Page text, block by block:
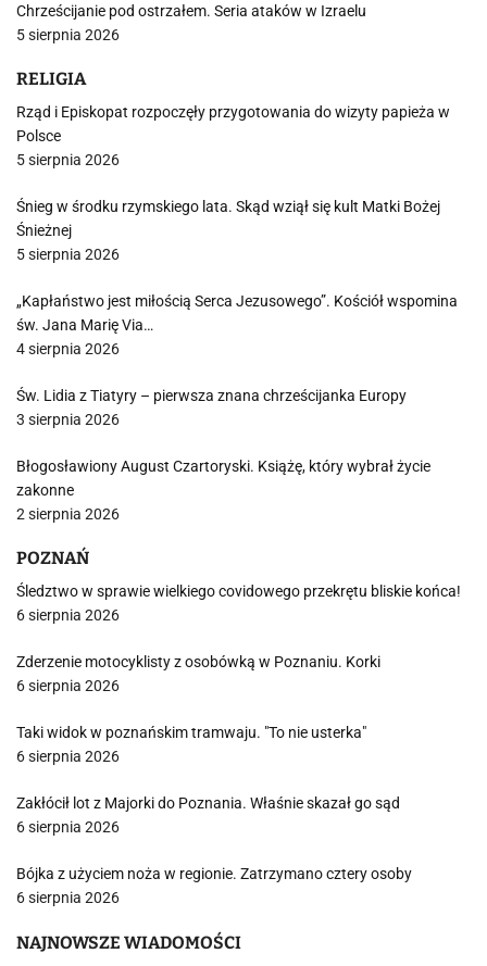
Chrześcijanie pod ostrzałem. Seria ataków w Izraelu
5 sierpnia 2026
RELIGIA
Rząd i Episkopat rozpoczęły przygotowania do wizyty papieża w
Polsce
5 sierpnia 2026
Śnieg w środku rzymskiego lata. Skąd wziął się kult Matki Bożej
Śnieżnej
5 sierpnia 2026
„Kapłaństwo jest miłością Serca Jezusowego”. Kościół wspomina
św. Jana Marię Via…
4 sierpnia 2026
Św. Lidia z Tiatyry – pierwsza znana chrześcijanka Europy
3 sierpnia 2026
Błogosławiony August Czartoryski. Książę, który wybrał życie
zakonne
2 sierpnia 2026
POZNAŃ
Śledztwo w sprawie wielkiego covidowego przekrętu bliskie końca!
6 sierpnia 2026
Zderzenie motocyklisty z osobówką w Poznaniu. Korki
6 sierpnia 2026
Taki widok w poznańskim tramwaju. "To nie usterka"
6 sierpnia 2026
Zakłócił lot z Majorki do Poznania. Właśnie skazał go sąd
6 sierpnia 2026
Bójka z użyciem noża w regionie. Zatrzymano cztery osoby
6 sierpnia 2026
NAJNOWSZE WIADOMOŚCI